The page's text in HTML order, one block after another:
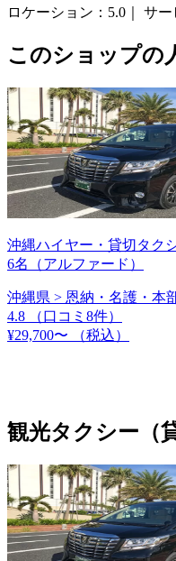
ロケーション： 5.0｜ サー
このショップの
沖縄ハイヤー・貸切タク
6名（アルファード）
沖縄県 > 恩納・名護・本
4.8
（口コミ8件）
¥29,700〜
（税込）
観光タクシー（